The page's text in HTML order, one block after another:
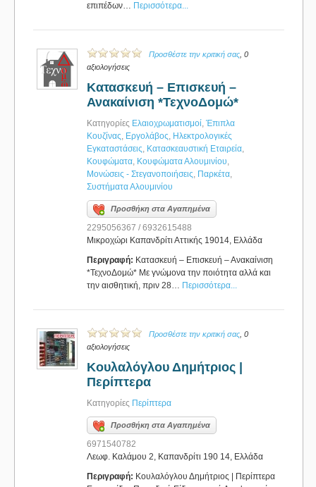
επιπέδων… Περισσότερα...
Προσθέστε την κριτική σας , 0
αξιολογήσεις
Κατασκευή – Επισκευή –
Ανακαίνιση *ΤεχνοΔομώ*
Κατηγορίες Ελαιοχρωματισμοί, Έπιπλα
Κουζίνας, Εργολάβος, Ηλεκτρολογικές
Εγκαταστάσεις, Κατασκεαυστική Εταιρεία,
Κουφώματα, Κουφώματα Αλουμινίου,
Μονώσεις - Στεγανοποιήσεις, Παρκέτα,
Συστήματα Αλουμινίου
Προσθήκη στα Αγαπημένα
2295056367 / 6932615488
Μικροχώρι Καπανδρίτι Αττικής 19014, Ελλάδα
Περιγραφή: Κατασκευή – Επισκευή – Ανακαίνιση
*ΤεχνοΔομώ* Με γνώμονα την ποιότητα αλλά και
την αισθητική, πριν 28… Περισσότερα...
Προσθέστε την κριτική σας , 0
αξιολογήσεις
Κουλαλόγλου Δημήτριος |
Περίπτερα
Κατηγορίες Περίπτερα
Προσθήκη στα Αγαπημένα
6971540782
Λεωφ. Καλάμου 2, Καπανδρίτι 190 14, Ελλάδα
Περιγραφή: Κουλαλόγλου Δημήτριος | Περίπτερα